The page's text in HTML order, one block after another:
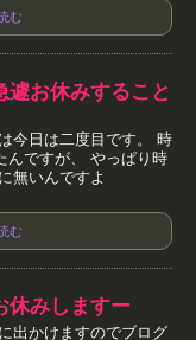
む
遽お休みすること
今日は二度目です。 時
んですが、 やっぱり時
無いんですよ
む
休みしますー
出かけますのでブログ